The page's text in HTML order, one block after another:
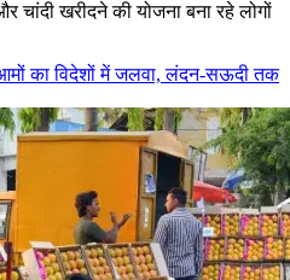
चांदी खरीदने की योजना बना रहे लोगों
का विदेशों में जलवा, लंदन-सऊदी तक